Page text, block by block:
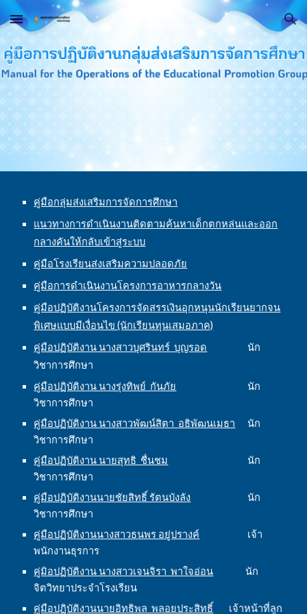
Skip to main content Skip to navigation
คู่มือกลุ่มส่งเสริมการจัดการศึกษา
แนวทางการดำเนินงานติดตามค้นหาเด็กตกหล่นและออก
กลางคันให้กลับเข้าสู่ระบบ
คู่มือโรงเรียนส่งเสริมความปลอดภัย
คู่มือการดำเนินงานโครงการอาหารกลางวัน
คู่มือปฏิบัติงานโครงการจัดสรรเงินอุกหนุนนักเรียนยากจน
พิเศษแบบมีเงื่อนไข (นักเรียนทุนเสมอภาค)
คู่มือปฏิบัติงาน นางสาวบุศรินทร์ บุญรอด
นัก
วิชาการศึกษา
คู่มือปฏิบัติงาน นางรุ่งทิพย์ กันภัย
นัก
วิชาการศึกษา
คู่มือปฏิบัติงาน นางสาวพัฒน์สิตา อธิพัฒนเมธา
นัก
วิชาการศึกษา
คู่มือปฏิบัติงาน นายสุทธิ ชื่นชม
นัก
วิชาการศึกษา
คู่มือปฏิบัติงานนายชัยสิทธิ์ รัตนบังลัง
นัก
วิชาการศึกษา
คู่มือปฏิบัติงานนางสาวธนพร อยู่ปรางค์
เจ้า
พนักงานธุรการ
คู่มิอปฏิบัติงาน นางสาวเจนจิรา พาใจอ่อน
นัก
จิตวิทยาประจำโรงเรียน
คู่มือปฏิบัติงานนายอิทธิพล พลอยประสิทธิ์
เจ้าหน้าที่ลูก